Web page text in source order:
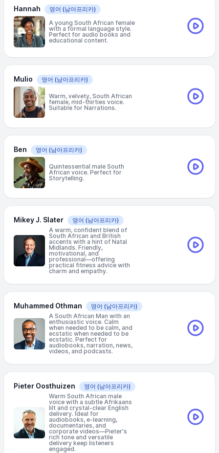
Hannah 영어 (남아프리카)
A young South African female
with a formal language style.
Perfect for audio books and
educational content.
Mulio 영어 (남아프리카)
Warm, velvety, South African
female, mid-thirties voice.
Suitable for Narrations.
Ben 영어 (남아프리카)
Quintessential male South
African voice. Perfect for
Storytelling.
Mikey J. Slater 영어 (남아프리카)
A warm, confident blend of
South African and British
accents with a hint of Natal
Midlands. Friendly,
motivational, and
professional—offering
practical fitness advice with
charm and empathy.
Muhammed Othman 영어 (남아프리카)
A South African Man with an
enthusiastic voice. Calm
when needed to be calm, and
ecstatic when needed to be
ecstatic. Perfect for
audiobooks, narration, news,
videos, and podcasts.
Pieter Oosthuizen 영어 (남아프리카)
Warm South African male
voice with a subtle Afrikaans
lilt and crystal-clear English
delivery. Ideal for
audiobooks, e-learning,
documentaries, and
corporate videos—Pieter's
rich tone and versatile
delivery keep listeners
engaged.